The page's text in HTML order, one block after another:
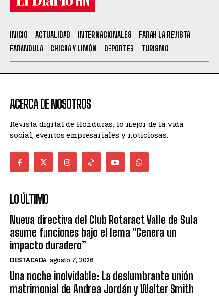
INICIO ACTUALIDAD INTERNACIONALES
FARAH LA REVISTA
FARANDULA
CHICHA Y LIMÓN DEPORTES TURISMO
ACERCA DE NOSOTROS
Revista digital de Honduras, lo mejor de la vida
social, eventos empresariales y noticiosas.
LO ÚLTIMO
Nueva directiva del Club Rotaract Valle de Sula
asume funciones bajo el lema “Genera un
impacto duradero”
DESTACADA agosto 7, 2026
Una noche inolvidable: La deslumbrante unión
matrimonial de Andrea Jordán y Walter Smith